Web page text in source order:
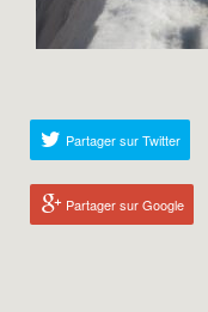
Partager sur Twitter
Partager sur Google